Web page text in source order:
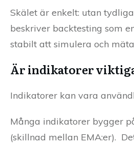
Skälet är enkelt: utan
beskriver backtesting som
stabilt att simulera och
Är indikatorer
Indikatorer kan vara
Många indikatorer bygger
(skillnad mellan EMA:er).